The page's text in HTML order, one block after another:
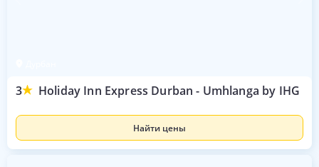
3 Holiday Inn Express Durban - Umhlanga by IHG
Найти цены